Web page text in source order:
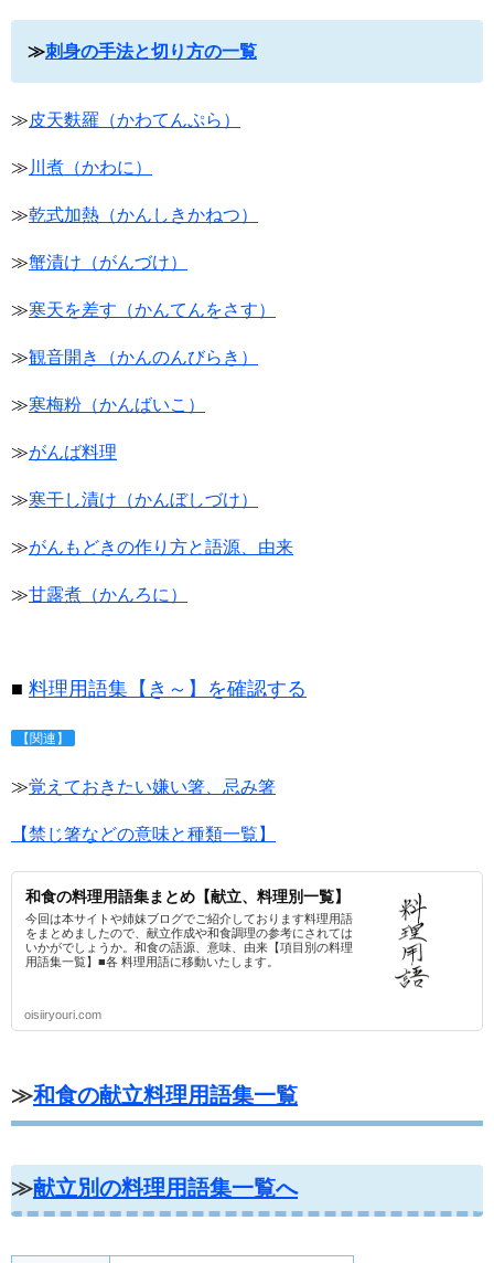
≫刺身の手法と切り方の一覧
≫皮天麩羅（かわてんぷら）
≫ 川煮（かわに）
≫乾式加熱（かんしきかねつ）
≫蟹漬け（がんづけ）
≫寒天を差す（かんてんをさす）
≫観音開き（かんのんびらき）
≫寒梅粉（かんばいこ）
≫がんば料理
≫寒干し漬け（かんぼしづけ）
≫がんもどきの作り方と語源、由来
≫甘露煮（かんろに）
■ 料理用語集【き～】を確認する
【関連】
≫覚えておきたい嫌い箸、忌み箸
【禁じ箸などの意味と種類一覧】
和食の料理用語集まとめ【献立、料理別一覧】
今回は本サイトや姉妹ブログでご紹介しております料理用語
をまとめましたので、献立作成や和食調理の参考にされては
いかがでしょうか。和食の語源、意味、由来【項目別の料理
用語集一覧】■各 料理用語に移動いたします。
oisiiryouri.com
≫和食の献立料理用語集一覧
≫献立別の料理用語集一覧へ